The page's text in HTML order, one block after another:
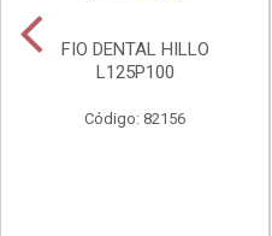
FIO DENTAL HILLO
L125P100
Código: 82156